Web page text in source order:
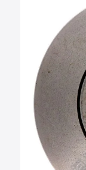
.
sail
8.
.
10